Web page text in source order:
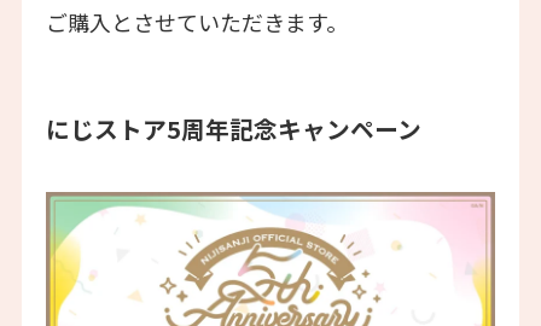
ご購入とさせていただきます。
にじストア5周年記念キャンペーン